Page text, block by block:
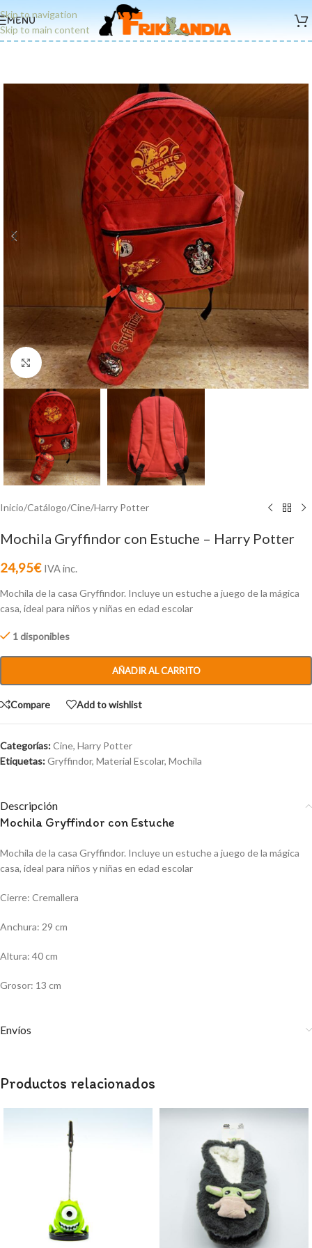
Skip to navigation
Skip to main content
MENU
Click to enlarge
Inicio/Catálogo/Cine/Harry Potter
Mochila Gryffindor con Estuche – Harry Potter
24,95€ IVA inc.
Mochila de la casa Gryffindor. Incluye un estuche a juego de la mágica
casa, ideal para niños y niñas en edad escolar
1 disponibles
AÑADIR AL CARRITO
Compare Add to wishlist
Categorías:Cine, Harry Potter
Etiquetas:Gryffindor, Material Escolar, Mochila
Descripción
Mochila Gryffindor con Estuche
Mochila de la casa Gryffindor. Incluye un estuche a juego de la mágica
casa, ideal para niños y niñas en edad escolar
Cierre: Cremallera
Anchura: 29 cm
Altura: 40 cm
Grosor: 13 cm
Envíos
Productos relacionados